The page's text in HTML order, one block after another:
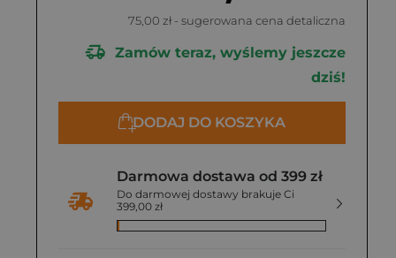
75,00 zł - sugerowana cena detaliczna
Zamów teraz, wyślemy jeszcze
dziś!
DODAJ DO KOSZYKA
Darmowa dostawa od 399 zł
Do darmowej dostawy brakuje Ci
399,00 zł